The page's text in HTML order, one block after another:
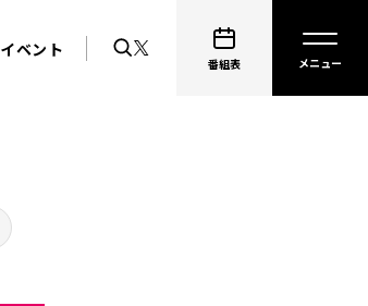
イベント
番組表